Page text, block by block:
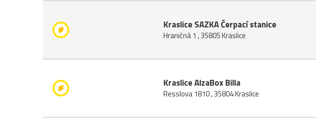
Kraslice SAZKA Čerpací stanice
Hraničná 1 , 35805 Kraslice
Kraslice AlzaBox Billa
Resslova 1810 , 35804 Kraslice